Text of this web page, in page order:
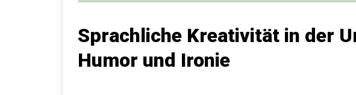
Sprachliche Kreativität in der
Humor und Ironie